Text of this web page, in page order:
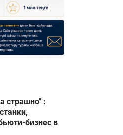
страшно" :
бизнес в